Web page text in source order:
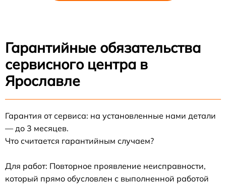
Гарантийные обязательства
сервисного центра в
Ярославле
Гарантия от сервиса: на установленные нами детали
— до 3 месяцев.
Что считается гарантийным случаем?
Для работ: Повторное проявление неисправности,
который прямо обусловлен с выполненной работой